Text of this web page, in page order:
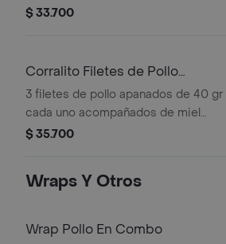
lechuga en julianas, salsa blanca y
60 g
$ 33.700
Corralito Filetes de Pollo
Apanados
3 filetes de pollo apanados de 40 gr
cada uno acompañados de miel
mostaza con papas Corral medianas,
$ 35.700
Wraps Y Otros
Wrap Pollo En Combo